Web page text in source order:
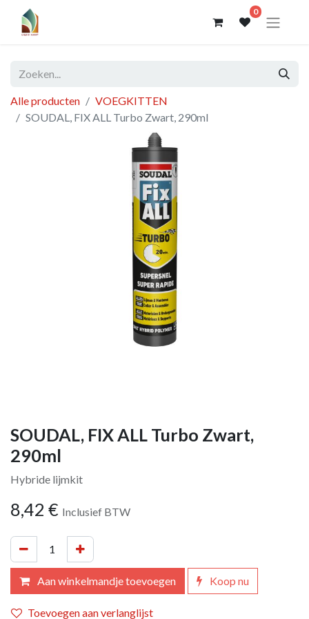
0
Alle producten
VOEGKITTEN
SOUDAL, FIX ALL Turbo Zwart, 290ml
SOUDAL, FIX ALL Turbo Zwart,
290ml
Hybride lijmkit
8,42 € Inclusief BTW
Aan winkelmandje toevoegen Koop nu
Toevoegen aan verlanglijst